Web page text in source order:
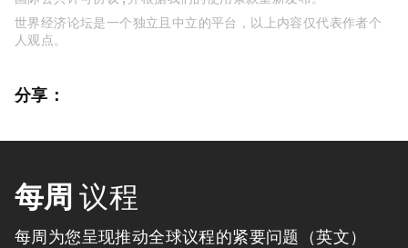
世界经济论坛是一个独立且中立的平台，以上内容仅代表作者个
人观点。
分享：
每周 议程
每周为您呈现推动全球议程的紧要问题（英文）